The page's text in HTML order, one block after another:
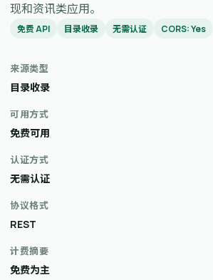
现和资讯类应用。
免费 API 目录收录 无需认证 CORS: Yes
来源类型
目录收录
可用方式
免费可用
认证方式
无需认证
协议格式
REST
计费摘要
免费为主